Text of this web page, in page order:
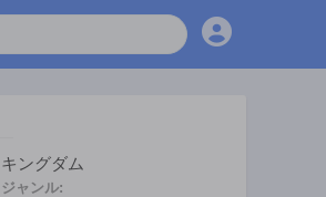
キングダム
ジャンル: